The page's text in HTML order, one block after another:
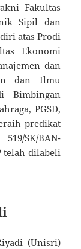
Fakultas
Sipil dan
atas Prodi
Ekonomi
dan
dan Ilmu
Bimbingan
PGSD,
predikat
SK/BAN-
telah dilabeli
(Unisri)